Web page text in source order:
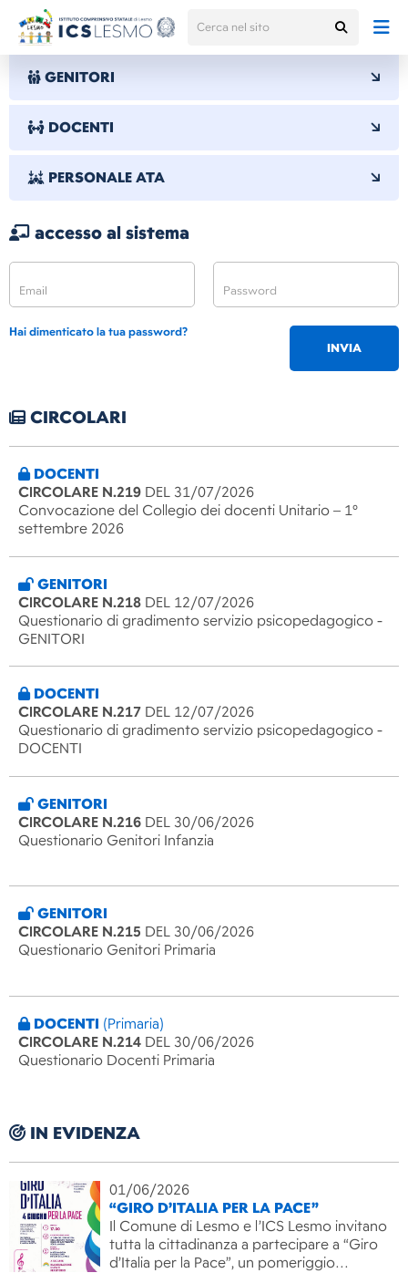
GENITORI
DOCENTI
PERSONALE ATA
accesso al sistema
Hai dimenticato la tua password?
INVIA
CIRCOLARI
DOCENTI
CIRCOLARE N.219 DEL 31/07/2026
Convocazione del Collegio dei docenti Unitario – 1°
settembre 2026
GENITORI
CIRCOLARE N.218 DEL 12/07/2026
Questionario di gradimento servizio psicopedagogico -
GENITORI
DOCENTI
CIRCOLARE N.217 DEL 12/07/2026
Questionario di gradimento servizio psicopedagogico -
DOCENTI
GENITORI
CIRCOLARE N.216 DEL 30/06/2026
Questionario Genitori Infanzia
GENITORI
CIRCOLARE N.215 DEL 30/06/2026
Questionario Genitori Primaria
DOCENTI (Primaria)
CIRCOLARE N.214 DEL 30/06/2026
Questionario Docenti Primaria
IN EVIDENZA
01/06/2026
“GIRO D’ITALIA PER LA PACE”
Il Comune di Lesmo e l’ICS Lesmo invitano
tutta la cittadinanza a partecipare a “Giro
d’Italia per la Pace”, un pomeriggio…